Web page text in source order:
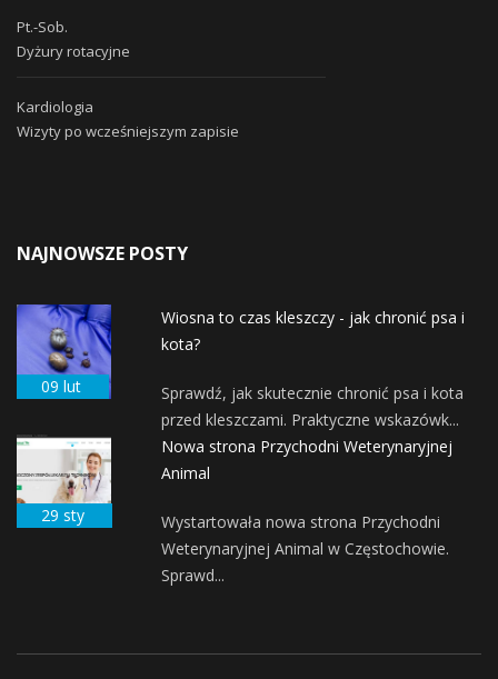
Pt.-Sob.
Dyżury rotacyjne
Kardiologia
Wizyty po wcześniejszym zapisie
NAJNOWSZE POSTY
09 lut
Wiosna to czas kleszczy - jak chronić psa i
kota?
Sprawdź, jak skutecznie chronić psa i kota
przed kleszczami. Praktyczne wskazówk...
29 sty
Nowa strona Przychodni Weterynaryjnej
Animal
Wystartowała nowa strona Przychodni
Weterynaryjnej Animal w Częstochowie.
Sprawd...